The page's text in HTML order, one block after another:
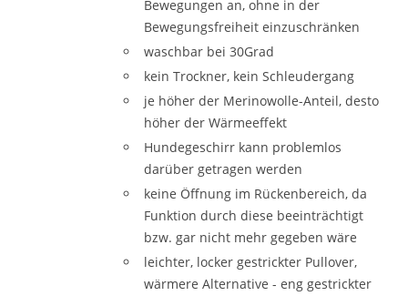
Bewegungen an, ohne in der
Bewegungsfreiheit einzuschränken
waschbar bei 30Grad
kein Trockner, kein Schleudergang
je höher der Merinowolle-Anteil, desto
höher der Wärmeeffekt
Hundegeschirr kann problemlos
darüber getragen werden
keine Öffnung im Rückenbereich, da
Funktion durch diese beeinträchtigt
bzw. gar nicht mehr gegeben wäre
leichter, locker gestrickter Pullover,
wärmere Alternative - eng gestrickter